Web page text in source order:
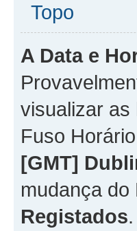
Topo
A Data e
visualizar as
Fuso
[GMT]
mudança
Registados.